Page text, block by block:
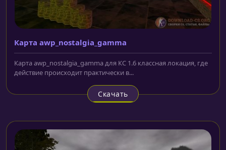
Карта awp_nostalgia_gamma
Карта awp_nostalgia_gamma для КС 1.6 классная локация, где
действие происходит практически в...
Скачать